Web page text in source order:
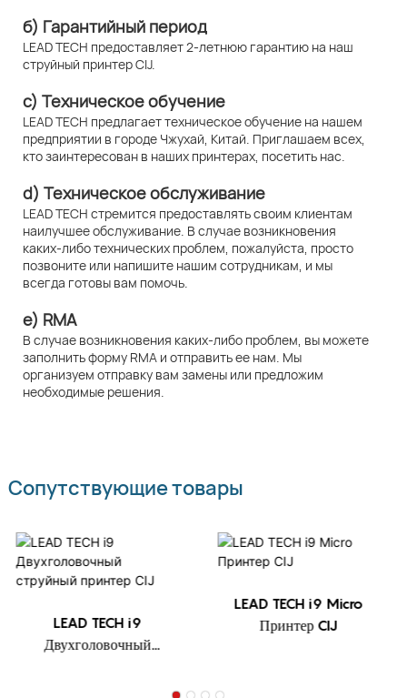
б) Гарантийный период
LEAD TECH предоставляет 2-летнюю гарантию на наш
струйный принтер CIJ.
c) Техническое обучение
LEAD TECH предлагает техническое обучение на нашем
предприятии в городе Чжухай, Китай. Приглашаем всех,
кто заинтересован в наших принтерах, посетить нас.
d) Техническое обслуживание
LEAD TECH стремится предоставлять своим клиентам
наилучшее обслуживание. В случае возникновения
каких-либо технических проблем, пожалуйста, просто
позвоните или напишите нашим сотрудникам, и мы
всегда готовы вам помочь.
e) RMA
В случае возникновения каких-либо проблем, вы можете
заполнить форму RMA и отправить ее нам. Мы
организуем отправку вам замены или предложим
необходимые решения.
Сопутствующие товары
LEAD TECH i9
Двухголовочный
LEAD TECH i9 Micro
Принтер CIJ